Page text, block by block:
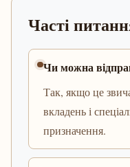
Часті
Чи можна
Так, якщо це
вкладень і
призначення.